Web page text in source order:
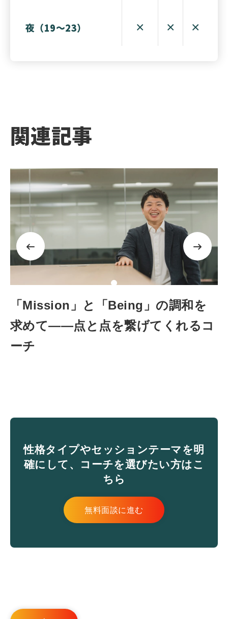
夜（19〜23） × × ×
関連記事
「Mission」と「Being」の調和を
求めて——点と点を繋げてくれるコ
ーチ
「Mission」と「Being」の調和を
求めて——点と点を繋げてくれるコ
ーチ
「Mission」と「Being」の調和を
求めて——点と点を繋げてくれるコ
ーチ
性格タイプやセッションテーマを明
確にして、コーチを選びたい方はこ
ちら
無料面談に進む